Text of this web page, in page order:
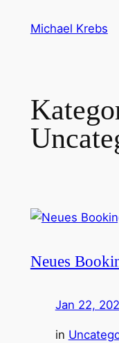
Michael Krebs
Neues
Jan 22,
in